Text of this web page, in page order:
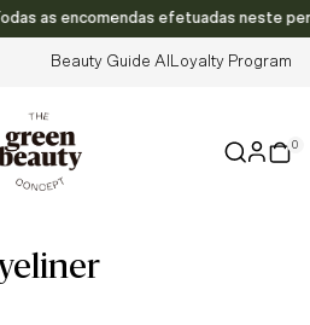
as encomendas efetuadas neste
Beauty Guide AI Loyalty Program
0